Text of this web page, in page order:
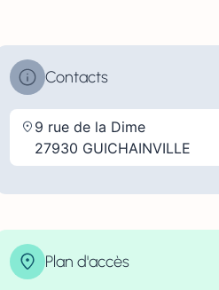
Contacts
9 rue de la Dime
27930 GUICHAINVILLE
Plan d'accès